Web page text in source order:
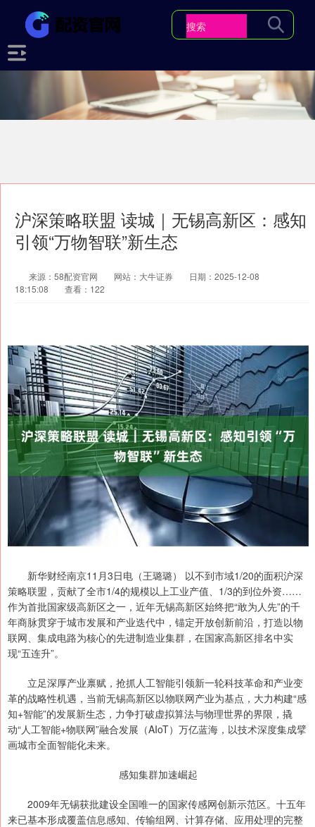
沪深策略联盟 读城｜无锡高新区：感知
引领“万物智联”新生态
来源：58配资官网 网站：大牛证券
日期：2025-12-08
18:15:08
查看：122
新华财经南京11月3日电（王璐璐） 以不到市域1/20的面积沪深
策略联盟，贡献了全市1/4的规模以上工业产值、1/3的到位外资……
作为首批国家级高新区之一，近年无锡高新区始终把“敢为人先”的千
年商脉贯穿于城市发展和产业迭代中，锚定开放创新前沿，打造以物
联网、集成电路为核心的先进制造业集群，在国家高新区排名中实
现“五连升”。
立足深厚产业禀赋，抢抓人工智能引领新一轮科技革命和产业变
革的战略性机遇，当前无锡高新区以物联网产业为基点，大力构建“感
知+智能”的发展新生态，力争打破虚拟算法与物理世界的界限，撬
动“人工智能+物联网”融合发展（AIoT）万亿蓝海，以技术深度集成擘
画城市全面智能化未来。
感知集群加速崛起
2009年无锡获批建设全国唯一的国家传感网创新示范区。十五年
来已基本形成覆盖信息感知、传输组网、计算存储、应用处理的完整